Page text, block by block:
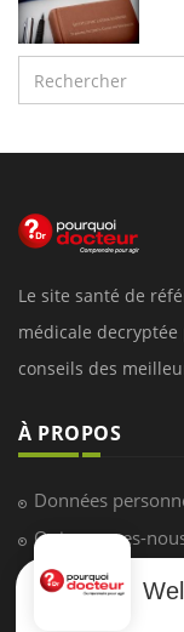
Le site santé de
médicale
conseils des
À PROPOS
Données
Qui sommes-
Conditions